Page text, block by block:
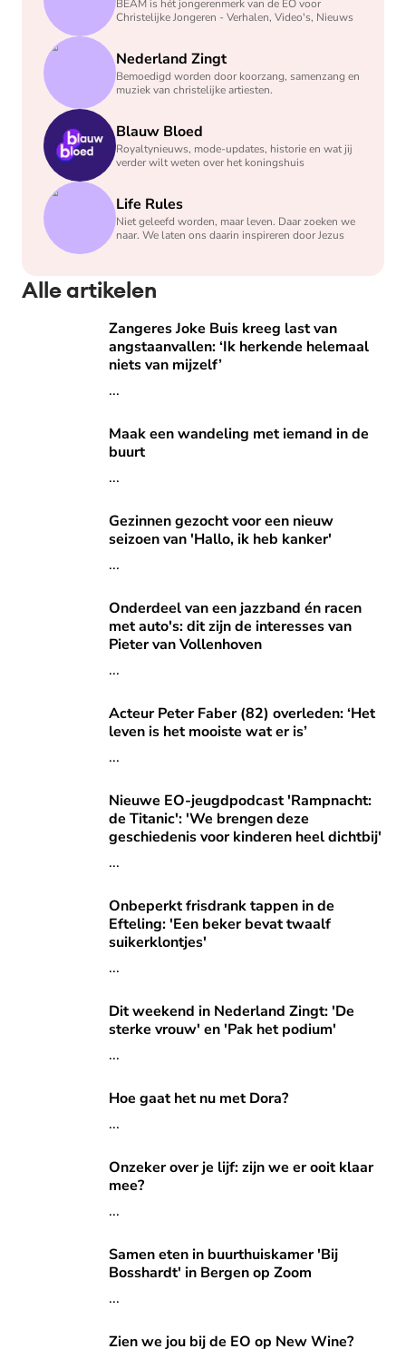
BEAM is hét jongerenmerk van de EO voor
Christelijke Jongeren - Verhalen, Video's, Nieuws
Nederland Zingt
Bemoedigd worden door koorzang, samenzang en
muziek van christelijke artiesten.
Blauw Bloed
Royaltynieuws, mode-updates, historie en wat jij
verder wilt weten over het koningshuis
Life Rules
Niet geleefd worden, maar leven. Daar zoeken we
naar. We laten ons daarin inspireren door Jezus
Alle artikelen
Zangeres Joke Buis kreeg last van angstaanvallen: ‘Ik
Zangeres Joke Buis kreeg last van
angstaanvallen: ‘Ik herkende helemaal
niets van mijzelf’
...
Maak een wandeling met iemand in de buurt
Maak een wandeling met iemand in de
buurt
...
Gezinnen gezocht voor een nieuw seizoen van 'Hallo, ik
Gezinnen gezocht voor een nieuw
seizoen van 'Hallo, ik heb kanker'
...
Onderdeel van een jazzband én racen met auto's: dit zijn
Onderdeel van een jazzband én racen
met auto's: dit zijn de interesses van
Pieter van Vollenhoven
...
Acteur Peter Faber (82) overleden: ‘Het leven is het
Acteur Peter Faber (82) overleden: ‘Het
leven is het mooiste wat er is’
...
Nieuwe EO-jeugdpodcast 'Rampnacht: de Titanic': 'We
Nieuwe EO-jeugdpodcast 'Rampnacht:
de Titanic': 'We brengen deze
geschiedenis voor kinderen heel dichtbij'
...
Onbeperkt frisdrank tappen in de Efteling: 'Een beker
Onbeperkt frisdrank tappen in de
Efteling: 'Een beker bevat twaalf
suikerklontjes'
...
Dit weekend in Nederland Zingt: 'De sterke vrouw' en
Dit weekend in Nederland Zingt: 'De
sterke vrouw' en 'Pak het podium'
...
Hoe gaat het nu met Dora?
Hoe gaat het nu met Dora?
...
Onzeker over je lijf: zijn we er ooit klaar mee?
Onzeker over je lijf: zijn we er ooit klaar
mee?
...
Samen eten in buurthuiskamer 'Bij Bosshardt' in Bergen
Samen eten in buurthuiskamer 'Bij
Bosshardt' in Bergen op Zoom
...
Zien we jou bij de EO op New Wine?
Zien we jou bij de EO op New Wine?